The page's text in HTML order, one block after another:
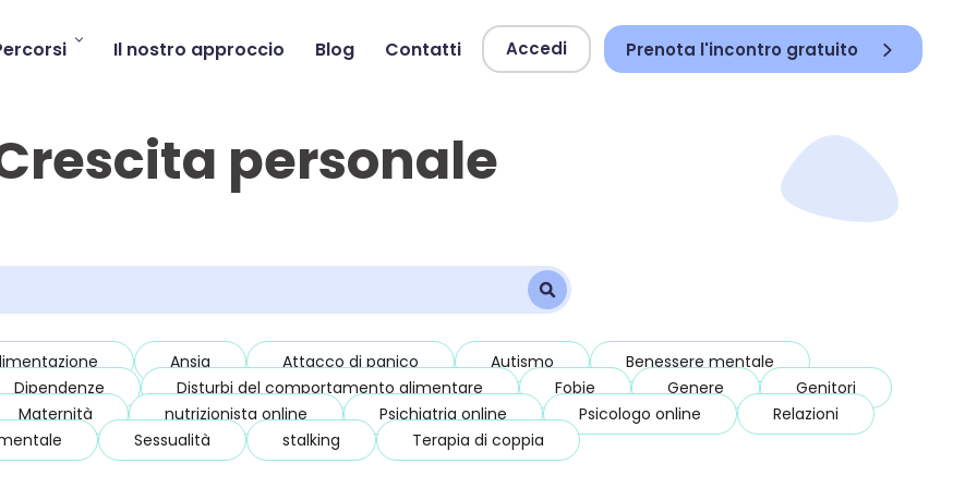
Il nostro approccio Blog Contatti Accedi Prenota l'incontro gratuito
personale
Ansia Attacco di panico Autismo
Benessere mentale
Dipendenze Disturbi del comportamento alimentare Fobie Genere
Genitori
Maternità nutrizionista online Psichiatria online Psicologo online
Relazioni
Sessualità stalking Terapia di coppia